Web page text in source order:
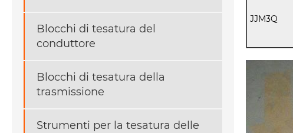
Blocchi di tesatura del
conduttore
Blocchi di tesatura della
trasmissione
Strumenti per la tesatura delle
JJM3Q